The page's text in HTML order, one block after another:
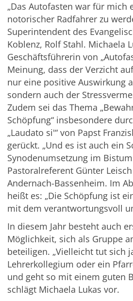
„Das Autofasten war für mich
notorischer Radfahrer zu
Superintendent des
Koblenz, Rolf Stahl. Michaela
Geschäftsführerin von
Meinung, dass der Verzicht
nur eine positive Auswirkung
sondern auch der
Zudem sei das Thema
Schöpfung“ insbesondere
„Laudato si'“ von Papst
gerückt. „Und es ist auch ein
Synodenumsetzung im
Pastoralreferent Günter
Andernach-Bassenheim. Im
heißt es: „Die Schöpfung ist
mit dem verantwortungsvoll
In diesem Jahr besteht auch
Möglichkeit, sich als Gruppe
beteiligen. „Vielleicht tut sich
Lehrerkollegium oder ein
und geht so mit einem guten
schlägt Michaela Lukas vor.